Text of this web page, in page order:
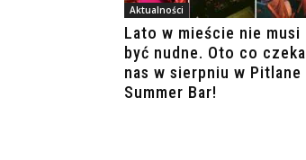
Aktualności
Lato w mieście nie musi
być nudne. Oto co czeka
nas w sierpniu w Pitlane
Summer Bar!